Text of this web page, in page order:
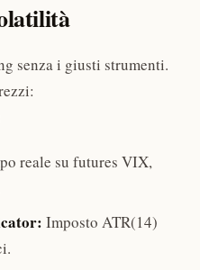
senza i giusti strumenti.
reale su futures VIX,
Imposto ATR(14)